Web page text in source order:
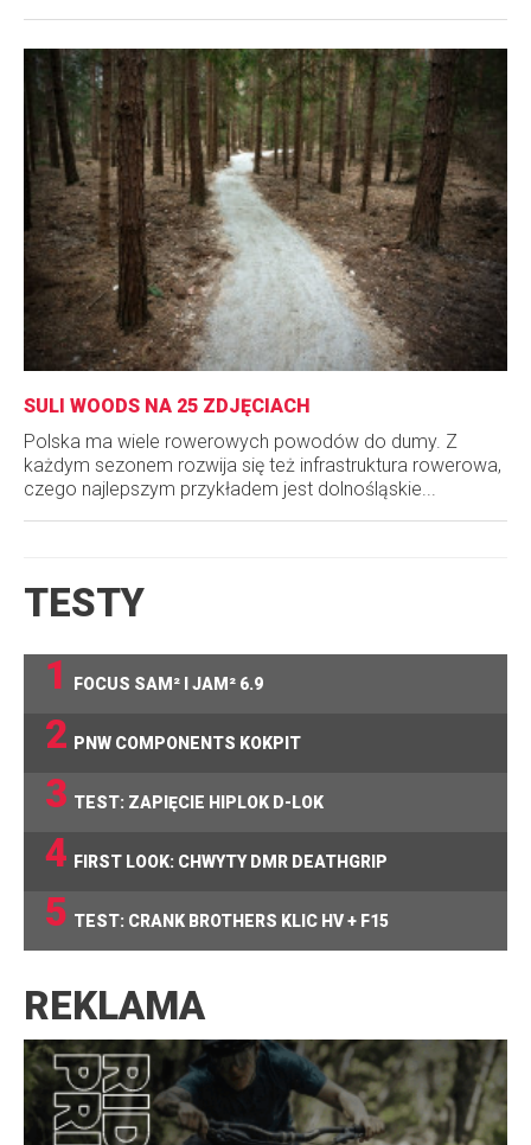
SULI WOODS NA 25 ZDJĘCIACH
Polska ma wiele rowerowych powodów do dumy. Z
każdym sezonem rozwija się też infrastruktura rowerowa,
czego najlepszym przykładem jest dolnośląskie...
TESTY
1
FOCUS SAM² I JAM² 6.9
2 PNW COMPONENTS KOKPIT
3 TEST: ZAPIĘCIE HIPLOK D-LOK
4 FIRST LOOK: CHWYTY DMR DEATHGRIP
5 TEST: CRANK BROTHERS KLIC HV + F15
REKLAMA